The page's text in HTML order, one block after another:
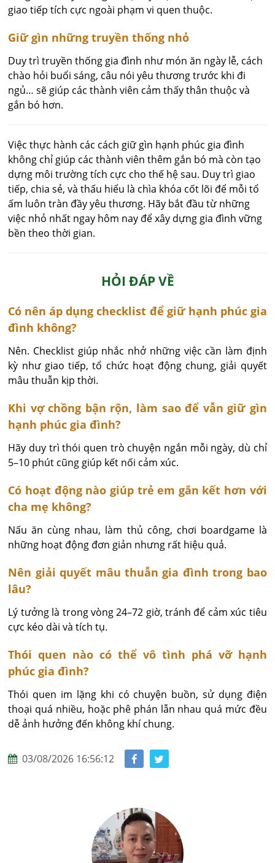
giao tiếp tích cực ngoài phạm vi quen thuộc.
Giữ gìn những truyền thống nhỏ
Duy trì truyền thống gia đình như món ăn ngày lễ, cách
chào hỏi buổi sáng, câu nói yêu thương trước khi đi
ngủ… sẽ giúp các thành viên cảm thấy thân thuộc và
gắn bó hơn.
Việc thực hành các cách giữ gìn hạnh phúc gia đình
không chỉ giúp các thành viên thêm gắn bó mà còn tạo
dựng môi trường tích cực cho thế hệ sau. Duy trì giao
tiếp, chia sẻ, và thấu hiểu là chìa khóa cốt lõi để mỗi tổ
ấm luôn tràn đầy yêu thương. Hãy bắt đầu từ những
việc nhỏ nhất ngay hôm nay để xây dựng gia đình vững
bền theo thời gian.
HỎI ĐÁP VỀ
Có nên áp dụng checklist để giữ hạnh phúc gia
đình không?
Nên. Checklist giúp nhắc nhở những việc cần làm định
kỳ như giao tiếp, tổ chức hoạt động chung, giải quyết
mâu thuẫn kịp thời.
Khi vợ chồng bận rộn, làm sao để vẫn giữ gìn
hạnh phúc gia đình?
Hãy duy trì thói quen trò chuyện ngắn mỗi ngày, dù chỉ
5–10 phút cũng giúp kết nối cảm xúc.
Có hoạt động nào giúp trẻ em gắn kết hơn với
cha mẹ không?
Nấu ăn cùng nhau, làm thủ công, chơi boardgame là
những hoạt động đơn giản nhưng rất hiệu quả.
Nên giải quyết mâu thuẫn gia đình trong bao
lâu?
Lý tưởng là trong vòng 24–72 giờ, tránh để cảm xúc tiêu
cực kéo dài và tích tụ.
Thói quen nào có thể vô tình phá vỡ hạnh
phúc gia đình?
Thói quen im lặng khi có chuyện buồn, sử dụng điện
thoại quá nhiều, hoặc phê phán lẫn nhau quá mức đều
dễ ảnh hưởng đến không khí chung.
03/08/2026 16:56:12